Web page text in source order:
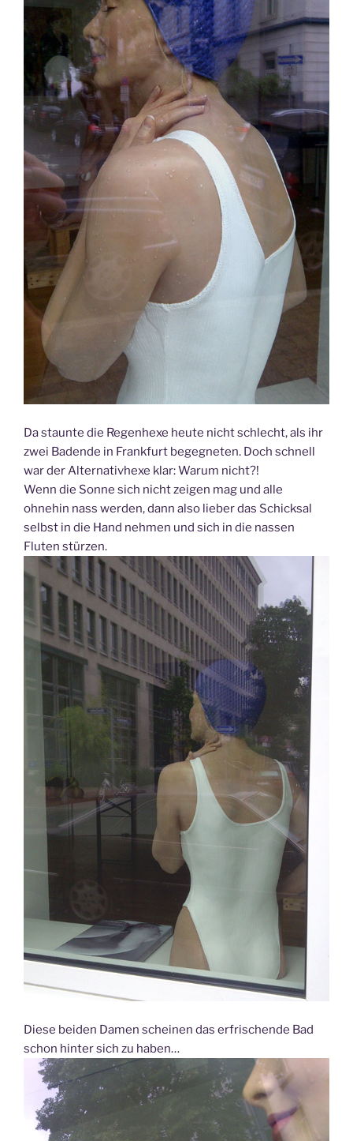
Da staunte die Regenhexe heute nicht schlecht, als ihr
zwei Badende in Frankfurt begegneten. Doch schnell
war der Alternativhexe klar: Warum nicht?!
Wenn die Sonne sich nicht zeigen mag und alle
ohnehin nass werden, dann also lieber das Schicksal
selbst in die Hand nehmen und sich in die nassen
Fluten stürzen.
Diese beiden Damen scheinen das erfrischende Bad
schon hinter sich zu haben…